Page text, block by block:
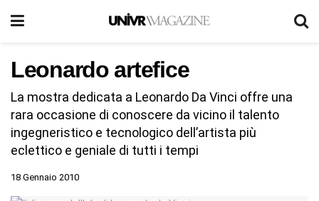
Leonardo artefice
La mostra dedicata a Leonardo Da Vinci offre una
rara occasione di conoscere da vicino il talento
ingegneristico e tecnologico dell’artista più
eclettico e geniale di tutti i tempi
18 Gennaio 2010